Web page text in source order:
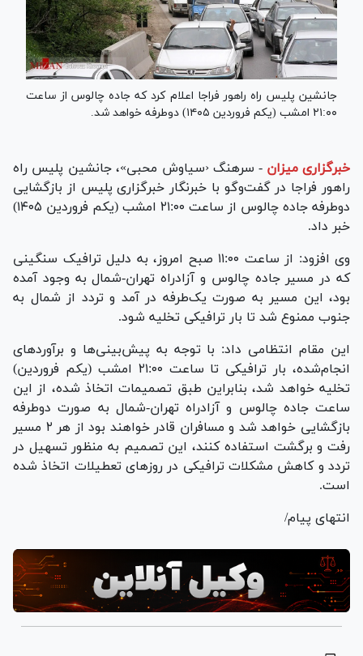
جانشین پلیس راه راهور فراجا اعلام کرد که جاده چالوس از ساعت
۲۱:۰۰ امشب (یکم فروردین ۱۴۰۵) دوطرفه خواهد شد.
خبرگزاری میزان - سرهنگ ‹سیاوش محبی»، جانشین پلیس راه
راهور فراجا در گفت‌و‌گو با خبرنگار خبرگزاری پلیس از بازگشایی
دوطرفه جاده چالوس از ساعت ۲۱:۰۰ امشب (یکم فروردین ۱۴۰۵)
خبر داد.
وی افزود: از ساعت ۱۱:۰۰ صبح امروز، به دلیل ترافیک سنگینی
که در مسیر جاده چالوس و آزادراه تهران-شمال به وجود آمده
بود، این مسیر به صورت یک‌طرفه در آمد و تردد از شمال به
جنوب ممنوع شد تا بار ترافیکی تخلیه شود.
این مقام انتظامی داد: با توجه به پیش‌بینی‌ها و برآورد‌های
انجام‌شده، بار ترافیکی تا ساعت ۲۱:۰۰ امشب (یکم فروردین)
تخلیه خواهد شد، بنابراین طبق تصمیمات اتخاذ شده، از این
ساعت جاده چالوس و آزادراه تهران-شمال به صورت دوطرفه
بازگشایی خواهد شد و مسافران قادر خواهند بود از هر ۲ مسیر
رفت و برگشت استفاده کنند، این تصمیم به منظور تسهیل در
تردد و کاهش مشکلات ترافیکی در روز‌های تعطیلات اتخاذ شده
است.
انتهای پیام/